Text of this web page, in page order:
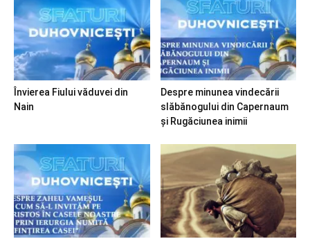
Învierea Fiului văduvei din
Nain
Despre minunea vindecării
slăbănogului din Capernaum
și Rugăciunea inimii